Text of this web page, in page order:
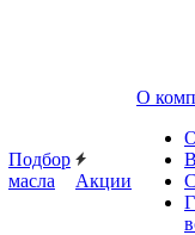
Подбор
масла
Акции
О